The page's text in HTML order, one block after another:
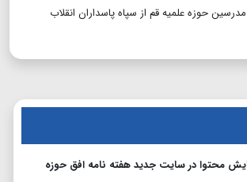
حوزه علمیه قم از سپاه پاسداران انقلاب
محتوا در سایت جدید هفته نامه افق حوزه